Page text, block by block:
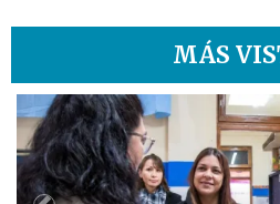
MÁS
1